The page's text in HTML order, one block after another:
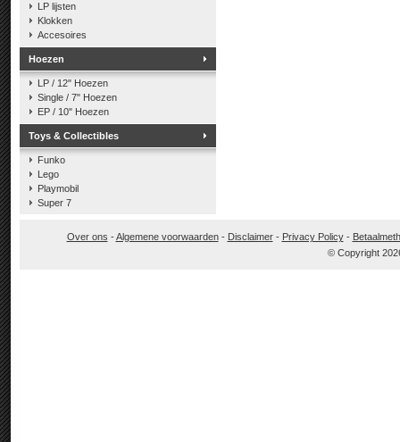
LP lijsten
Klokken
Accesoires
Hoezen
LP / 12" Hoezen
Single / 7" Hoezen
EP / 10" Hoezen
Toys & Collectibles
Funko
Lego
Playmobil
Super 7
Over ons -Algemene voorwaarden- Disclaimer- Privacy Policy-
© Copyright